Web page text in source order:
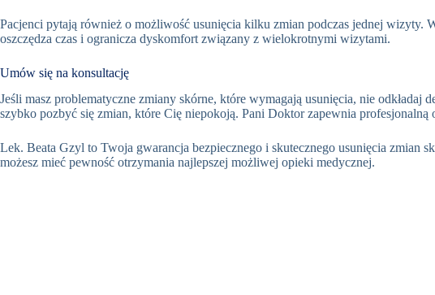
Pacjenci pytają również o możliwość usunięcia kilku zmian podczas jednej
oszczędza czas i ogranicza dyskomfort związany z wielokrotnymi wizytami.
Umów się na konsultację
Jeśli masz problematyczne zmiany skórne, które wymagają usunięcia, nie
szybko pozbyć się zmian, które Cię niepokoją. Pani Doktor zapewnia
Lek. Beata Gzyl to Twoja gwarancja bezpiecznego i skutecznego usunięcia zmian
możesz mieć pewność otrzymania najlepszej możliwej opieki medycznej.